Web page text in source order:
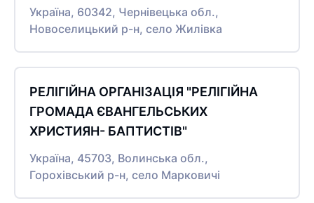
Україна, 60342, Чернівецька обл.,
Новоселицький р-н, село Жилівка
РЕЛІГІЙНА ОРГАНІЗАЦІЯ "РЕЛІГІЙНА
ГРОМАДА ЄВАНГЕЛЬСЬКИХ
ХРИСТИЯН- БАПТИСТІВ"
Україна, 45703, Волинська обл.,
Горохівський р-н, село Марковичі